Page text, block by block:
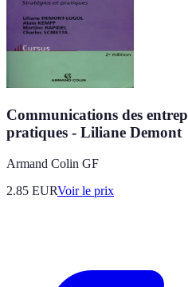
Communications des
pratiques - Liliane Demont
Armand Colin GF
2.85 EURVoir le prix